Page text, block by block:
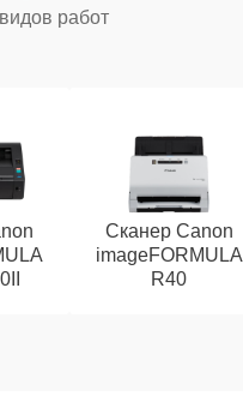
работ
Сканер Canon
imageFORMULA
R40